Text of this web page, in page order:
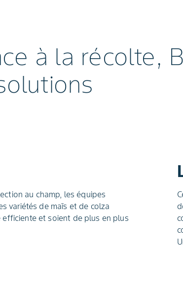
à la récolte,
au champ, les équipes
variétés de maïs et de colza
efficiente et soient de plus en plus